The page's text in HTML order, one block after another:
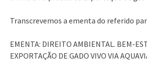
Transcrevemos a ementa do referido
EMENTA: DIREITO AMBIENTAL. BEM-
EXPORTAÇÃO DE GADO VIVO VIA